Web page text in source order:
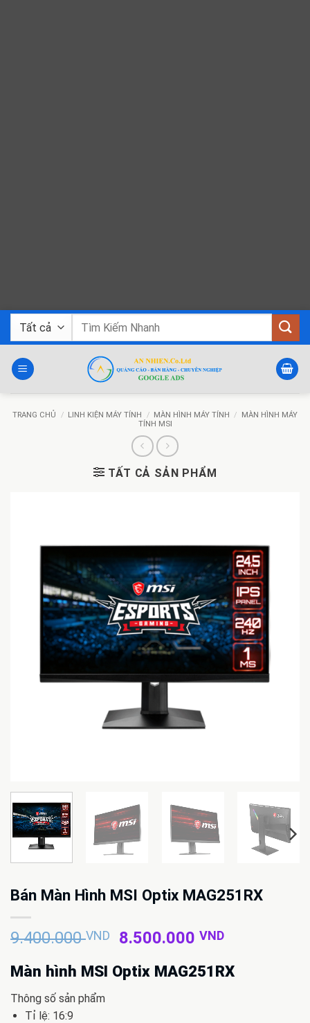
Bỏ
dung
Tìm
TRANG CHỦ / LINH KIỆN MÁY TÍNH / MÀN HÌNH MÁY TÍNH /
MÀN HÌNH MÁY
TÍNH MSI
TẤT CẢ SẢN PHẨM
Bán Màn Hình MSI Optix MAG251RX
9.400.000VND
Giá
là:
8.500.000VNDGiá
tại
Màn hình MSI Optix MAG251RX
Thông số sản phẩm
Tỉ lệ: 16:9